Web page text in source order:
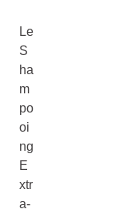
Le
S
ha
m
po
oi
ng
E
xtr
a-